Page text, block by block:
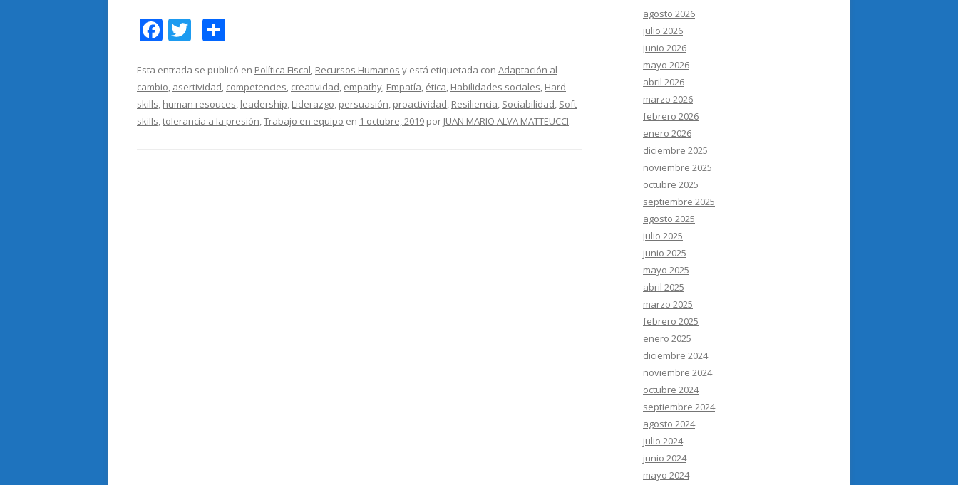
F
e
b
o
T
itt
er
m
p
ar
Esta entrada se publicó en Política Fiscal, Recursos Humanos y está etiquetada con Adaptación al
cambio, asertividad, competencies, creatividad, empathy, Empatía, ética, Habilidades sociales, Hard
skills, human resouces, leadership, Liderazgo, persuasión, proactividad, Resiliencia, Sociabilidad, Soft
skills,tolerancia a la presión,Trabajo en equipo en 1 octubre, 2019 por JUAN MARIO ALVA MATTEUCCI.
agosto 2026
julio 2026
junio 2026
mayo 2026
abril 2026
marzo 2026
febrero 2026
enero 2026
diciembre 2025
noviembre 2025
octubre 2025
septiembre 2025
agosto 2025
julio 2025
junio 2025
mayo 2025
abril 2025
marzo 2025
febrero 2025
enero 2025
diciembre 2024
noviembre 2024
octubre 2024
septiembre 2024
agosto 2024
julio 2024
junio 2024
mayo 2024